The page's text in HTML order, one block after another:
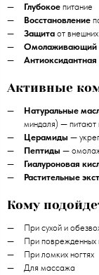
Глубокое питание
Восстановление
Защита от
Омолаживающий
Антиоксидантная
Активные
Натуральные
миндаля) — питают
Церамиды —
Пептиды —
Гиалуроновая
Растительные
Кому
При сухой и
При поврежденных
При ломких ногтях
Для массажа